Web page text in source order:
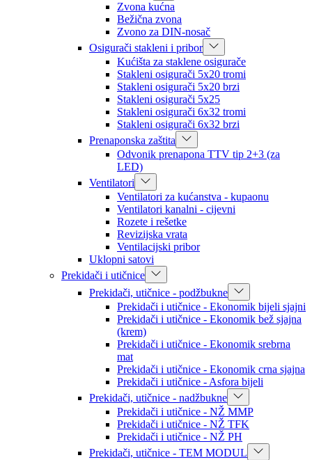
Zvona kućna
Bežična zvona
Zvono za DIN-nosač
Osigurači stakleni i pribor
Kućišta za staklene osigurače
Stakleni osigurači 5x20 tromi
Stakleni osigurači 5x20 brzi
Stakleni osigurači 5x25
Stakleni osigurači 6x32 tromi
Stakleni osigurači 6x32 brzi
Prenaponska zaštita
Odvonik prenapona TTV tip 2+3 (za
LED)
Ventilatori
Ventilatori za kućanstva - kupaonu
Ventilatori kanalni - cijevni
Rozete i rešetke
Revizijska vrata
Ventilacijski pribor
Uklopni satovi
Prekidači i utičnice
Prekidači, utičnice - podžbukne
Prekidači i utičnice - Ekonomik bijeli sjajni
Prekidači i utičnice - Ekonomik bež sjajna
(krem)
Prekidači i utičnice - Ekonomik srebrna
mat
Prekidači i utičnice - Ekonomik crna sjajna
Prekidači i utičnice - Asfora bijeli
Prekidači, utičnice - nadžbukne
Prekidači i utičnice - NŽ MMP
Prekidači i utičnice - NŽ TFK
Prekidači i utičnice - NŽ PH
Prekidači, utičnice - TEM MODUL